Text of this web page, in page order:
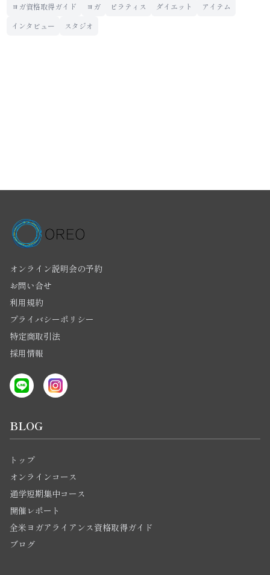
ヨガ資格取得ガイド
ヨガ ピラティス ダイエット
アイテム
インタビュー
スタジオ
オンライン説明会の予約
お問い合せ
利用規約
プライバシーポリシー
特定商取引法
採用情報
BLOG
トップ
オンラインコース
通学短期集中コース
開催レポート
全米ヨガアライアンス資格取得ガイド
ブログ